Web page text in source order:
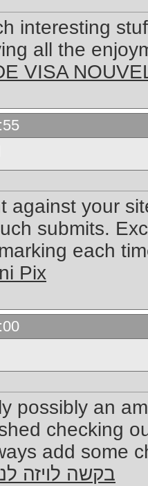
interesting
all the
VISA
against your
submits.
each
Pix
possibly an
checking
add some
בקשה לויזה